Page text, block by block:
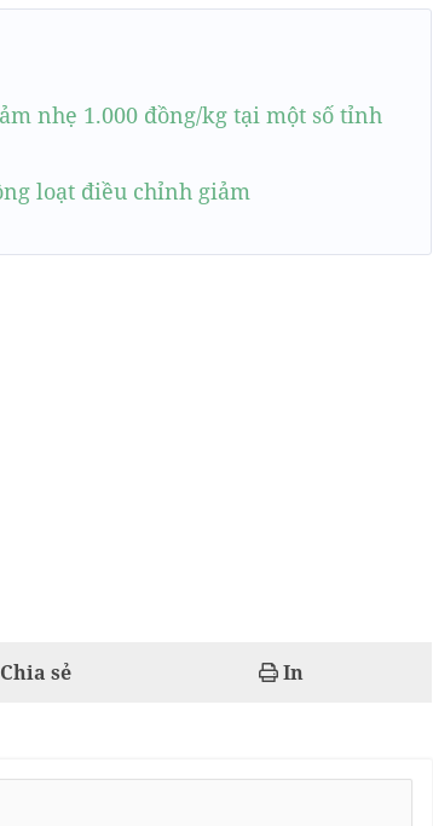
nhẹ 1.000 đồng/kg tại một số tỉnh
loạt điều chỉnh giảm
Chia sẻ In